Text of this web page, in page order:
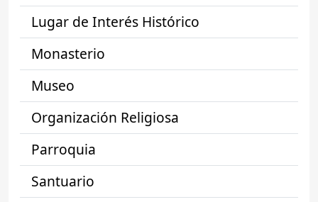
Lugar de Interés Histórico
Monasterio
Museo
Organización Religiosa
Parroquia
Santuario